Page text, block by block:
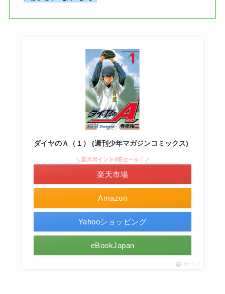
ダイヤのＡ（１） (週刊少年マガジンコミックス)
Amazon
＼楽天ポイント4倍セール！／
楽天市場
Yahooショッピング
eBookJapan
ポチップ